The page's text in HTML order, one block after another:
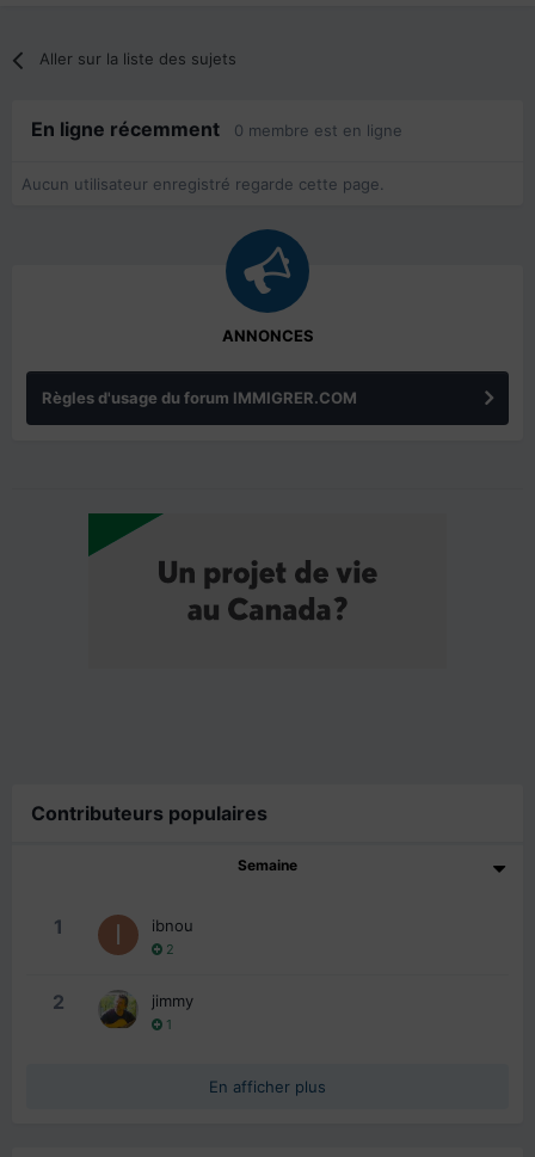
Aller sur la liste des sujets
En ligne récemment 0 membre est en ligne
Aucun utilisateur enregistré regarde cette page.
ANNONCES
Règles d'usage du forum IMMIGRER.COM
Contributeurs populaires
Semaine
1 ibnou
2
2 jimmy
1
En afficher plus